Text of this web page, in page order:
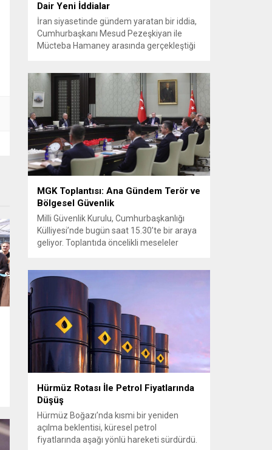
Dair Yeni İddialar
İran siyasetinde gündem yaratan bir iddia,
Cumhurbaşkanı Mesud Pezeşkiyan ile
Mücteba Hamaney arasında gerçekleştiği
buluşmanın uzun diplomatik çabalar
sonucu ve olağan protokollerin dışında
yapıldığını ileri sürdü. Habere göre görüşme
için uzun süre izin beklenmiş; izin
verildikten sonra da etkinliğin resmi...
MGK Toplantısı: Ana Gündem Terör ve
Bölgesel Güvenlik
Milli Güvenlik Kurulu, Cumhurbaşkanlığı
Külliyesi’nde bugün saat 15.30’te bir araya
geliyor. Toplantıda öncelikli meseleler
Terörsüz Türkiye Kanun Teklifi
çerçevesinde, örgütün silah bırakma
sürecinin mevcut durumu ve istihbarat
raporları detaylı şekilde değerlendirilecek.
Ayrıca, yürütülen operasyonlar ve
koordinasyon mekanizmaları masada
olacak....
Hürmüz Rotası İle Petrol Fiyatlarında
Düşüş
Hürmüz Boğazı’nda kısmi bir yeniden
açılma beklentisi, küresel petrol
fiyatlarında aşağı yönlü hareketi sürdürdü.